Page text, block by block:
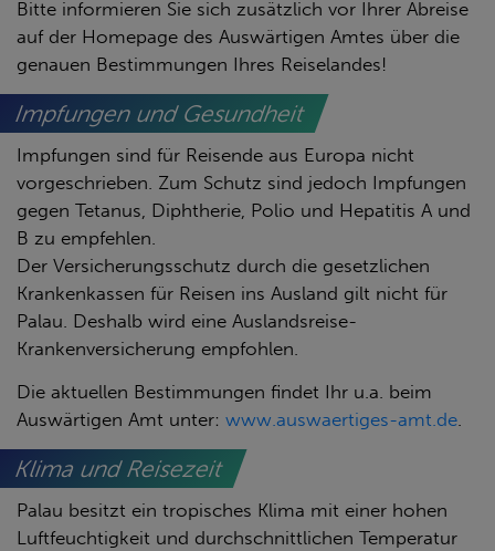
Bitte informieren Sie sich zusätzlich vor Ihrer Abreise
auf der Homepage des Auswärtigen Amtes über die
genauen Bestimmungen Ihres Reiselandes!
Impfungen und Gesundheit
Impfungen sind für Reisende aus Europa nicht
vorgeschrieben. Zum Schutz sind jedoch Impfungen
gegen Tetanus, Diphtherie, Polio und Hepatitis A und
B zu empfehlen.
Der Versicherungsschutz durch die gesetzlichen
Krankenkassen für Reisen ins Ausland gilt nicht für
Palau. Deshalb wird eine Auslandsreise-
Krankenversicherung empfohlen.
Die aktuellen Bestimmungen findet Ihr u.a. beim
Auswärtigen Amt unter: www.auswaertiges-amt.de.
Klima und Reisezeit
Palau besitzt ein tropisches Klima mit einer hohen
Luftfeuchtigkeit und durchschnittlichen Temperatur